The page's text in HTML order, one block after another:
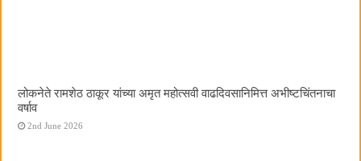
लोकनेते रामशेठ ठाकूर यांच्या अमृत महोत्सवी वाढदिवसानिमित्त अभीष्टचिंतनाचा
वर्षाव
2nd June 2026